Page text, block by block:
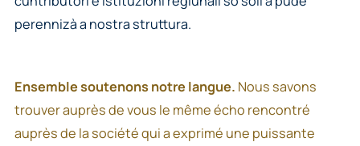
perennizà a nostra struttura.
Ensemble soutenons notre langue. Nous savons
trouver auprès de vous le même écho rencontré
auprès de la société qui a exprimé une puissante